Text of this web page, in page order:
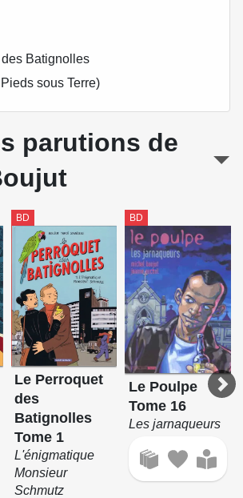
Batignolles
sous Terre)
parutions de
BD
Le Perroquet
des
Batignolles
Tome 1
L'énigmatique
Monsieur
Schmutz
BD
Le Poulpe
Tome 16
Les jarnaqueurs